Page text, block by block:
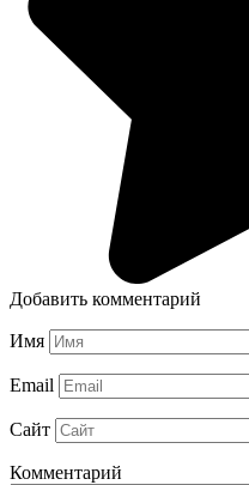
Добавить комментарий
Имя
Email
Сайт
Комментарий